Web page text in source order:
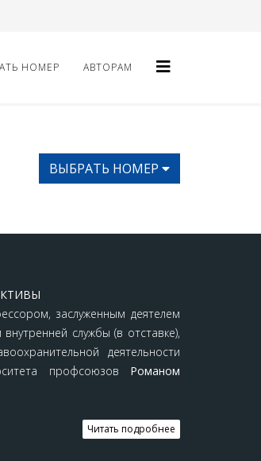
НОМЕР АВТОРАМ
ВЫБРАТЬ НОМЕР
заслуженным деятелем
службы (в отставке),
деятельности
профсоюзов Романом
Читать подробнее